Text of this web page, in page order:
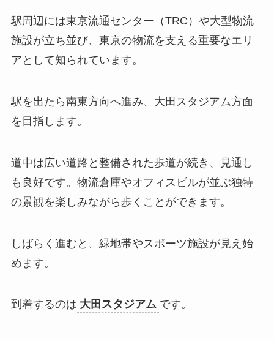
駅周辺には東京流通センター（TRC）や大型物流
施設が立ち並び、東京の物流を支える重要なエリ
アとして知られています。
駅を出たら南東方向へ進み、大田スタジアム方面
を目指します。
道中は広い道路と整備された歩道が続き、見通し
も良好です。物流倉庫やオフィスビルが並ぶ独特
の景観を楽しみながら歩くことができます。
しばらく進むと、緑地帯やスポーツ施設が見え始
めます。
到着するのは 大田スタジアム です。